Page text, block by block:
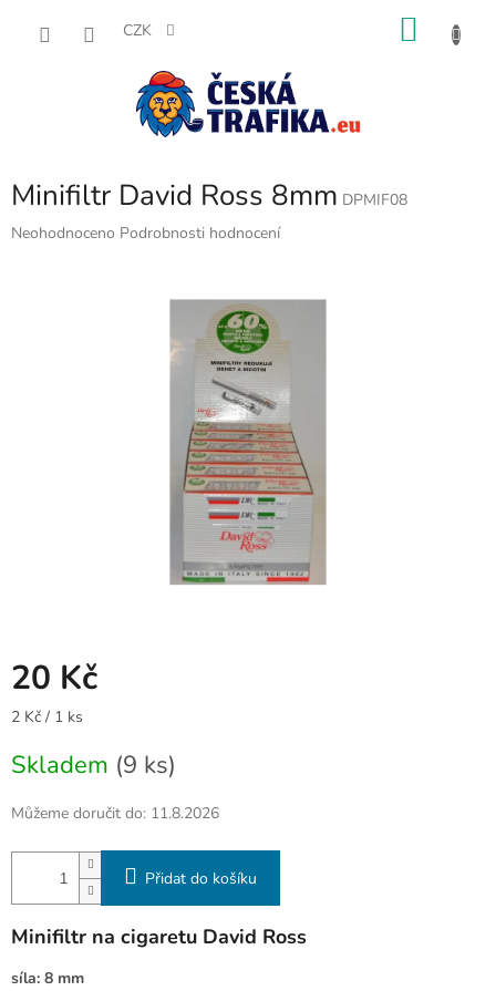
CZK
Minifiltr David Ross 8mm DPMIF08
Průměrné
Neohodnoceno Podrobnosti hodnocení
20 Kč
Měrná
2 Kč / 1 ks
Skladem (9 ks)
Můžeme doručit do: 11.8.2026
Přidat do košíku
Minifiltr na cigaretu David Ross
síla: 8 mm